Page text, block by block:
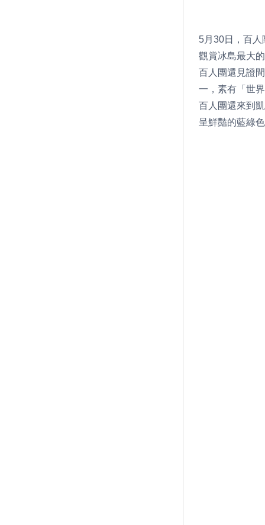
5月30日，百
觀賞冰島最大
百人團還見證
一，素有「世
百人團還來到
呈鮮豔的藍綠